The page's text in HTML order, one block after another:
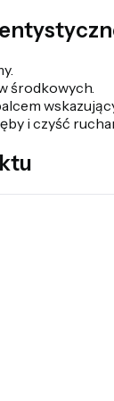
środkowych.
i czyść